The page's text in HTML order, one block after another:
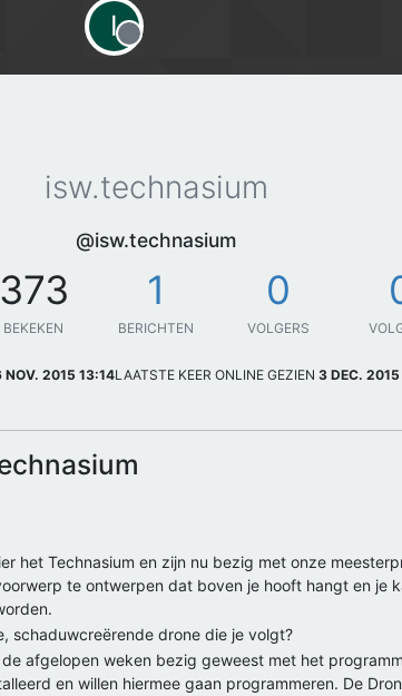
I
Offline
isw.technasium
@isw.technasium
373
BEKEKEN
1
BERICHTEN
0
VOLGERS
NOV. 2015 13:14LAATSTE KEER ONLINE GEZIEN 3 DEC.
het Technasium en zijn nu bezig met onze
te ontwerpen dat boven je hooft hangt en je
schaduwcreërende drone die je volgt?
afgelopen weken bezig geweest met het
en willen hiermee gaan programmeren. De